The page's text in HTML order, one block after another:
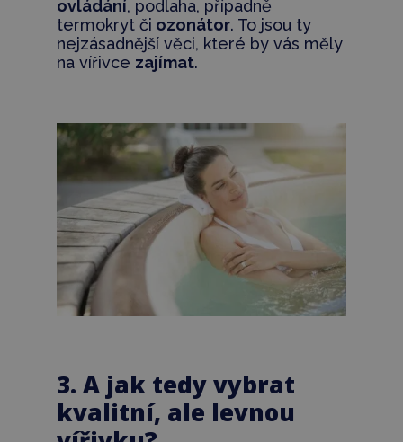
ovládání, podlaha, případně
termokryt či ozonátor. To jsou ty
nejzásadnější věci, které by vás měly
na vířivce zajímat.
3. A jak tedy vybrat
kvalitní, ale levnou